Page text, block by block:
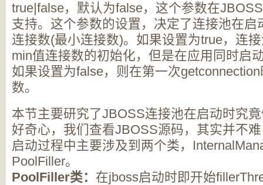
true|false，默认为false，这个参数在
支持。这个参数的设置，决定了连接池在启
连接数(最小连接数)。如果设置为true，连
min值连接数的初始化，但是在应用同时启
如果设置为false，则在第一次
数。
本节主要研究了JBOSS连接池在启动时究
好奇心，我们查看JBOSS源码，其实并不
启动过程中主要涉及到两个类，
PoolFiller。
PoolFiller类： 在jboss启动时即开始